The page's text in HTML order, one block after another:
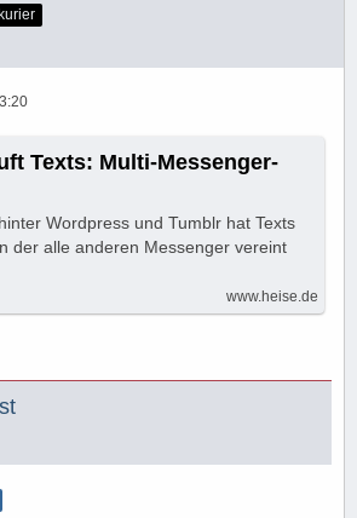
Texts: Multi-Messenger-
Wordpress und Tumblr hat Texts
der alle anderen Messenger vereint
www.heise.de